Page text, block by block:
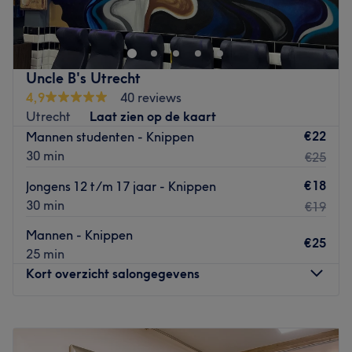
Het professionele en ervaren team weet raad met
creatieve en trendy kapsels, maar ook voor bijpunten en
een klassieke knipbeurt ben je hier aan het juiste adres.
Mannen kunnen naast hun kapsel ook hun baard laten
verzorgen. Het is belangrijk dat je je volledig op je
gemak voelt in de salon, en het team zal er dan ook ook
alles aan doen om dit te verwezenlijken. Zo zul je
volledig ontspannen en met een prachtige coupe de
salon weer verlaten.
Go to venue
Uncle B's Utrecht
4,9
40 reviews
Utrecht
Laat zien op de kaart
Mannen studenten - Knippen
30 min
€22
€25
Jongens 12 t/m 17 jaar - Knippen
30 min
€18
€19
Mannen - Knippen
25 min
€25
Kort overzicht salongegevens
20:00